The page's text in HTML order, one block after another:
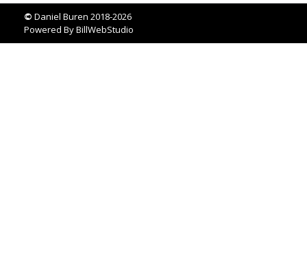
© Daniel Buren 2018-2026
Powered ByBillWebStudio